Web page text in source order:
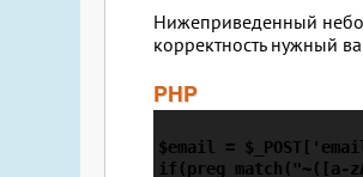
Нижеприведенный
корректность нужный
PHP
$email =
if(preg_match("~([a-